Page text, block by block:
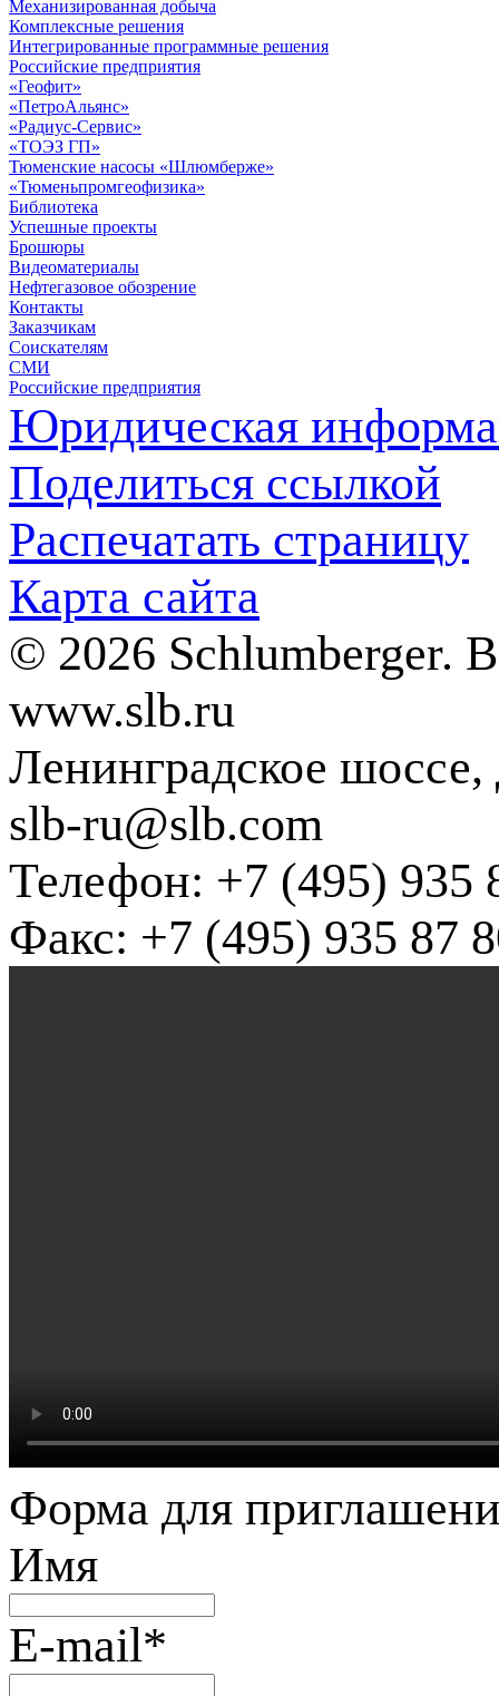
Механизированная добыча
Комплексные решения
Интегрированные программные решения
Российские предприятия
«Геофит»
«ПетроАльянс»
«Радиус-Сервис»
«ТОЭЗ ГП»
Тюменские насосы «Шлюмберже»
«Тюменьпромгеофизика»
Библиотека
Успешные проекты
Брошюры
Видеоматериалы
Нефтегазовое обозрение
Контакты
Заказчикам
Соискателям
СМИ
Российские предприятия
Юридическая
Поделиться ссылкой
Распечатать страницу
Карта сайта
© 2026 Schlumberger.
www.slb.ru
Ленинградское
slb-ru@slb.com
Телефон: +7 (495) 935
Факс: +7 (495) 935 87
Форма для
Имя
E-mail*